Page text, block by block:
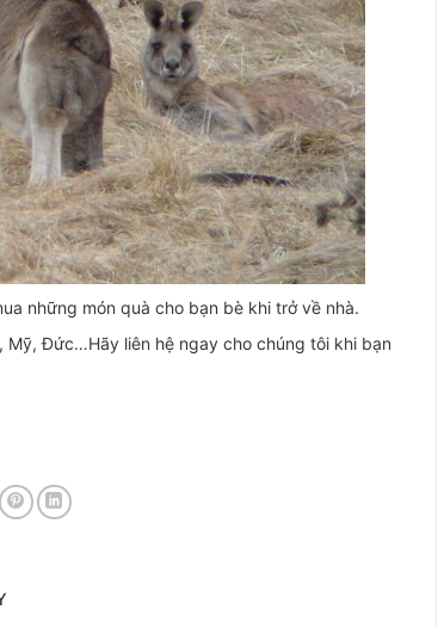
những món quà cho bạn bè khi trở về nhà.
, Mỹ, Đức…Hãy liên hệ ngay cho chúng tôi khi bạn